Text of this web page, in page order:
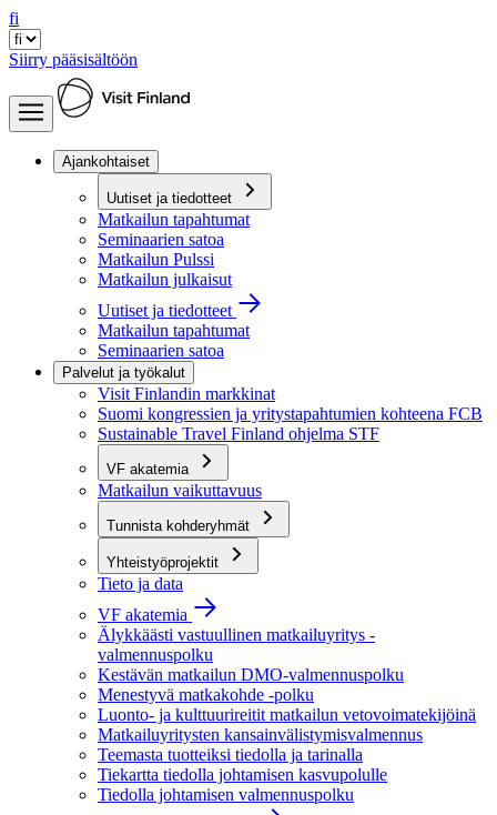
fi
Siirry pääsisältöön
Ajankohtaiset
Uutiset ja tiedotteet
Matkailun tapahtumat
Seminaarien satoa
Matkailun Pulssi
Matkailun julkaisut
Uutiset ja tiedotteet
Matkailun tapahtumat
Seminaarien satoa
Palvelut ja työkalut
Visit Finlandin markkinat
Suomi kongressien ja yritystapahtumien kohteena FCB
Sustainable Travel Finland ohjelma STF
VF akatemia
Matkailun vaikuttavuus
Tunnista kohderyhmät
Yhteistyöprojektit
Tieto ja data
VF akatemia
Älykkäästi vastuullinen matkailuyritys -
valmennuspolku
Kestävän matkailun DMO-valmennuspolku
Menestyvä matkakohde -polku
Luonto- ja kulttuurireitit matkailun vetovoimatekijöinä
Matkailuyritysten kansainvälistymisvalmennus
Teemasta tuotteiksi tiedolla ja tarinalla
Tiekartta tiedolla johtamisen kasvupolulle
Tiedolla johtamisen valmennuspolku